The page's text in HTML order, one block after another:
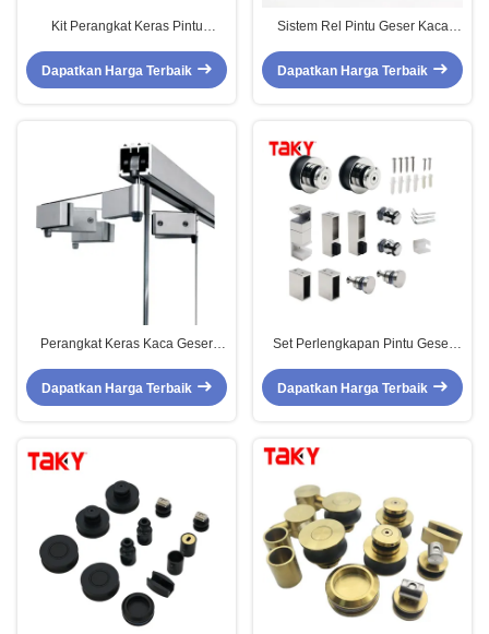
Kit Perangkat Keras Pintu
Modern untuk Sistem Rel
Gantung Ganda
Dapatkan Harga Terbaik
Sistem Rel Pintu Geser Kaca
Warna Emas untuk Kamar Mandi
Dapatkan Harga Terbaik
Perangkat Keras Kaca Geser
Lipat Kaca Tanpa Bingkai
Kuningan
Dapatkan Harga Terbaik
Set Perlengkapan Pintu Geser
Keras Kandang Kamar Mandi
yang Disesuaikan
Dapatkan Harga Terbaik